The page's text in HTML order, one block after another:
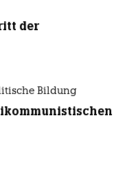
der
Bildung